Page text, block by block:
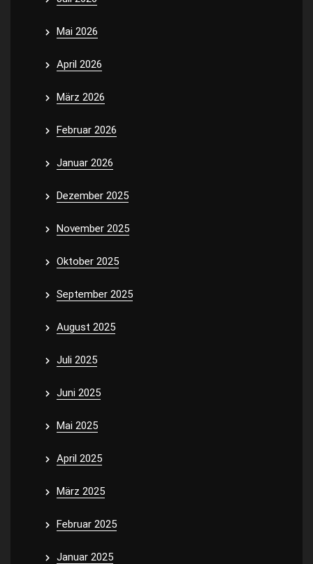
Mai 2026
April 2026
März 2026
Februar 2026
Januar 2026
Dezember 2025
November 2025
Oktober 2025
September 2025
August 2025
Juli 2025
Juni 2025
Mai 2025
April 2025
März 2025
Februar 2025
Januar 2025